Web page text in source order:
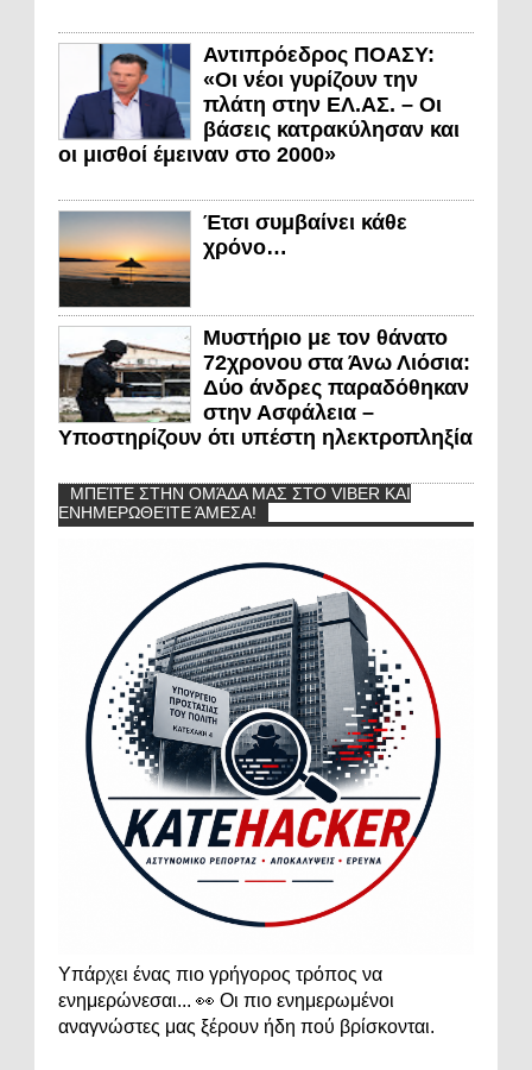
Αντιπρόεδρος ΠΟΑΣΥ:
«Οι νέοι γυρίζουν την
πλάτη στην ΕΛ.ΑΣ. – Οι
βάσεις κατρακύλησαν και
οι μισθοί έμειναν στο 2000»
Έτσι συμβαίνει κάθε
χρόνο…
Μυστήριο με τον θάνατο
72χρονου στα Άνω Λιόσια:
Δύο άνδρες παραδόθηκαν
στην Ασφάλεια –
Υποστηρίζουν ότι υπέστη ηλεκτροπληξία
ΜΠΕΊΤΕ ΣΤΗΝ ΟΜΆΔΑ ΜΑΣ ΣΤΟ VIBER ΚΑΙ
ΕΝΗΜΕΡΩΘΕΊΤΕ ΆΜΕΣΑ!
Υπάρχει ένας πιο γρήγορος τρόπος να
ενημερώνεσαι... 👀 Οι πιο ενημερωμένοι
αναγνώστες μας ξέρουν ήδη πού βρίσκονται.